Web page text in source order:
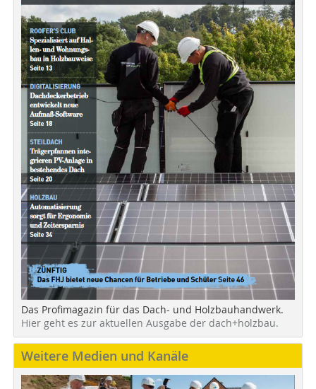
Das Profimagazin für das Dach- und Holzbauhandwerk.
Hier geht es zur aktuellen Ausgabe der dach+holzbau.
Weitere Medien und Kanäle